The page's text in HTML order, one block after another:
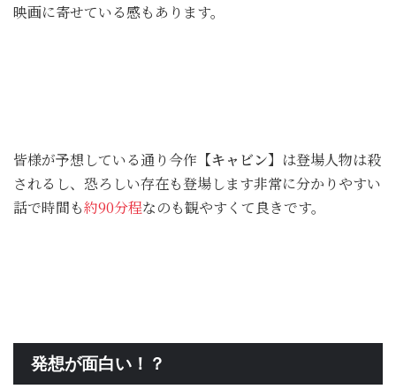
映画に寄せている感もあります。
皆様が予想している通り今作 【キャビン】 は登場人物は殺
されるし、恐ろしい存在も登場します非常に分かりやすい
話で時間も約90分程なのも観やすくて良きです。
発想が面白い！？